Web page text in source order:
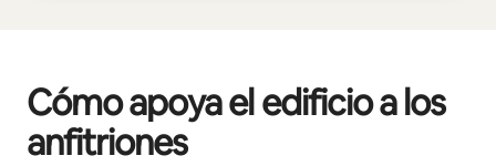
Cómo apoya el edificio a los
anfitriones